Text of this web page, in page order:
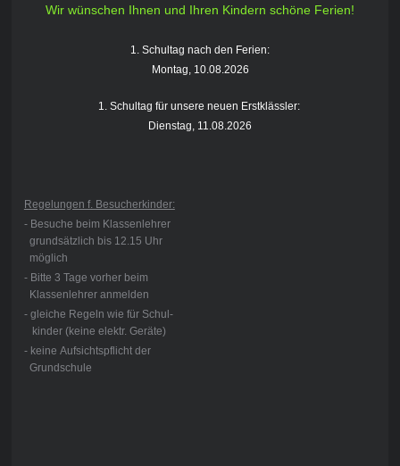
Wir wünschen Ihnen und Ihren Kindern schöne Ferien!
1. Schultag nach den Ferien:
Montag, 10.08.2026
1. Schultag für unsere neuen Erstklässler:
Dienstag, 11.08.2026
Regelungen f. Besucherkinder:
- Besuche beim Klassenlehrer
grundsätzlich bis 12.15 Uhr
möglich
- Bitte 3 Tage vorher beim
Klassenlehrer anmelden
- gleiche Regeln wie für Schul-
kinder (keine elektr. Geräte)
- keine Aufsichtspflicht der
Grundschule